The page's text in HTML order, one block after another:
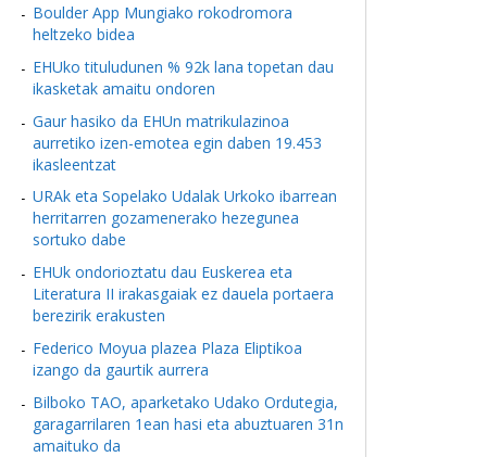
Boulder App Mungiako rokodromora
heltzeko bidea
EHUko tituludunen % 92k lana topetan dau
ikasketak amaitu ondoren
Gaur hasiko da EHUn matrikulazinoa
aurretiko izen-emotea egin daben 19.453
ikasleentzat
URAk eta Sopelako Udalak Urkoko ibarrean
herritarren gozamenerako hezegunea
sortuko dabe
EHUk ondorioztatu dau Euskerea eta
Literatura II irakasgaiak ez dauela portaera
berezirik erakusten
Federico Moyua plazea Plaza Eliptikoa
izango da gaurtik aurrera
Bilboko TAO, aparketako Udako Ordutegia,
garagarrilaren 1ean hasi eta abuztuaren 31n
amaituko da